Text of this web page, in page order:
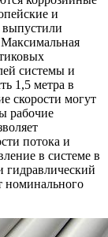
и
выпустили
системы и
1,5 метра в
скорости могут
рабочие
потока и
в системе в
гидравлический
номинального